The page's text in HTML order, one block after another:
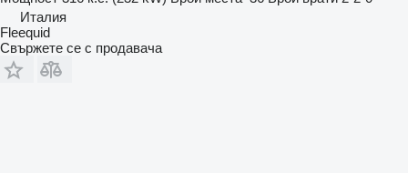
Италия
Fleequid
Свържете се с продавача